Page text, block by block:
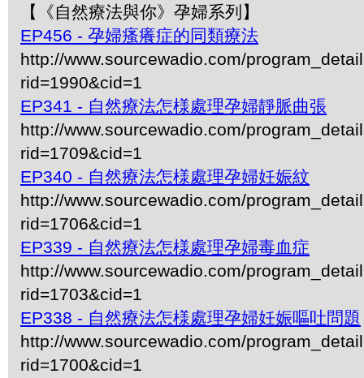
【《自然療法與你》孕婦系列】
EP456 - 孕婦瘙癢症的同類療法
http://www.sourcewadio.com/
rid=1990&cid=1
EP341 - 自然療法怎様處理孕婦靜脈曲張
http://www.sourcewadio.com/
rid=1709&cid=1
EP340 - 自然療法怎様處理孕婦妊娠紋
http://www.sourcewadio.com/
rid=1706&cid=1
EP339 - 自然療法怎様處理孕婦毒血症
http://www.sourcewadio.com/
rid=1703&cid=1
EP338 - 自然療法怎様處理孕婦妊娠嘔吐問題
http://www.sourcewadio.com/
rid=1700&cid=1